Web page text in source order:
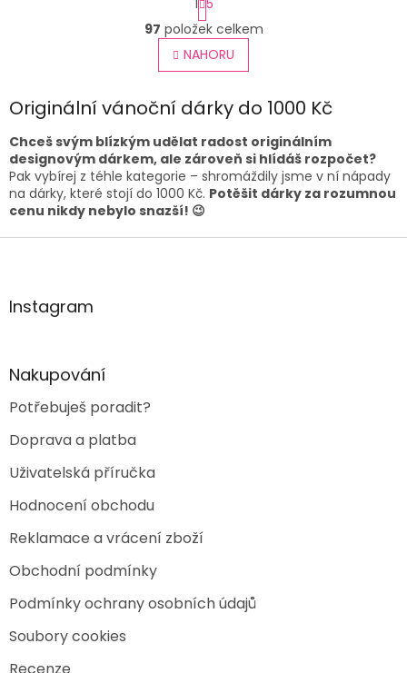
O
v
l
á
a
í
p
r
v
k
v
t
r
á
n
k
v
á
n
í
1 5
97 položek celkem
NAHORU
Originální vánoční dárky do 1000 Kč
Chceš svým blízkým udělat radost originálním
designovým dárkem, ale zároveň si hlídáš rozpočet?
Pak vybírej z téhle kategorie – shromáždily jsme v ní nápady
na dárky, které stojí do 1000 Kč. Potěšit dárky za rozumnou
cenu nikdy nebylo snazší! 😉
Z
aInstagram
Nakupování
Potřebuješ poradit?
Doprava a platba
Uživatelská příručka
Hodnocení obchodu
Reklamace a vrácení zboží
Obchodní podmínky
Podmínky ochrany osobních údajů
Soubory cookies
Recenze